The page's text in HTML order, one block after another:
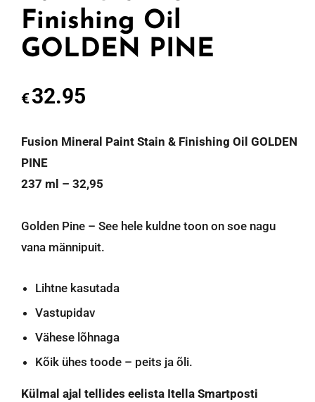
Finishing Oil
GOLDEN PINE
€32.95
Fusion Mineral Paint Stain & Finishing Oil GOLDEN
PINE
237 ml – 32,95
Golden Pine – See hele kuldne toon on soe nagu
vana männipuit.
Lihtne kasutada
Vastupidav
Vähese lõhnaga
Kõik ühes toode – peits ja õli.
Külmal ajal tellides eelista Itella Smartposti